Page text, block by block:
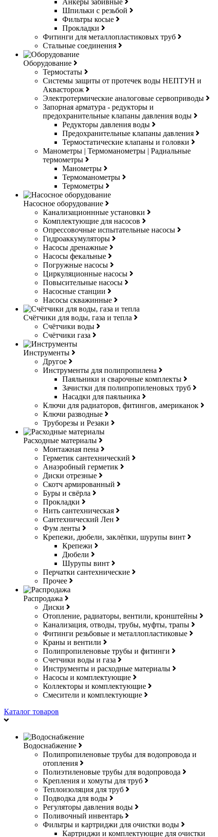
Анкеры забивные
Шпильки с резьбой
Фильтры косые
Прокладки
Фитинги для металлопластиковых труб
Стальные соединения
Оборудование
Термостаты
Системы защиты от протечек воды НЕПТУН и
Аквасторож
Электротермические аналоговые сервоприводы
Запорная арматура - редукторы и
предохранительные клапаны давления воды
Редукторы давления воды
Предохранительные клапаны давления
Термостатические клапаны и головки
Манометры | Термоманометры | Радиальные
термометры
Манометры
Термоманометры
Термометры
Насосное оборудование
Канализационнные установки
Комплектующие для насосов
Опрессовочные испытательные насосы
Гидроаккумуляторы
Насосы дренажные
Насосы фекальные
Погружные насосы
Циркуляционные насосы
Повысительные насосы
Насосные станции
Насосы скважинные
Счётчики для воды, газа и тепла
Счётчики воды
Счётчики газа
Инструменты
Другое
Инструменты для полипропилена
Паяльники и сварочные комплекты
Зачистки для полипропиленовых труб
Насадки для паяльника
Ключи для радиаторов, фитингов, американок
Ключи разводные
Труборезы и Резаки
Расходные материалы
Монтажная пена
Герметик сантехнический
Анаэробный герметик
Диски отрезные
Скотч армированный
Буры и свёрла
Прокладки
Нить сантехническая
Сантехнический Лен
Фум ленты
Крепежи, дюбели, заклёпки, шурупы винт
Крепежи
Дюбели
Шурупы винт
Перчатки сантехнические
Прочее
Распродажа
Диски
Отопление, радиаторы, вентили, кронштейны
Канализация, отводы, трубы, муфты, трапы
Фитинги резьбовые и металлопластиковые
Краны и вентили
Полипропиленовые трубы и фитинги
Счетчики воды и газа
Инструменты и расходные материалы
Насосы и комплектующие
Коллекторы и комплектующие
Смесители и комплектующие
Каталог товаров
Водоснабжение
Полипропиленовые трубы для водопровода и
отопления
Полиэтиленовые трубы для водопровода
Крепления и хомуты для труб
Теплоизоляция для труб
Подводка для воды
Регуляторы давления воды
Поливочный инвентарь
Фильтры и картриджи для очистки воды
Картриджи и комплектующие для очистки